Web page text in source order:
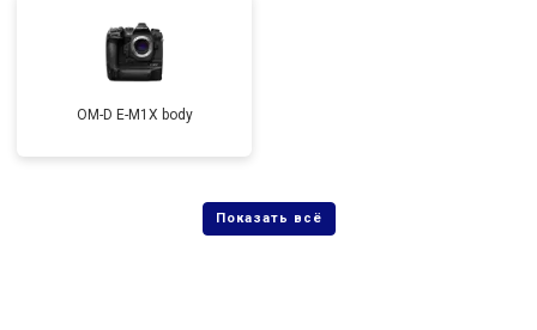
OM-D E-M1X body